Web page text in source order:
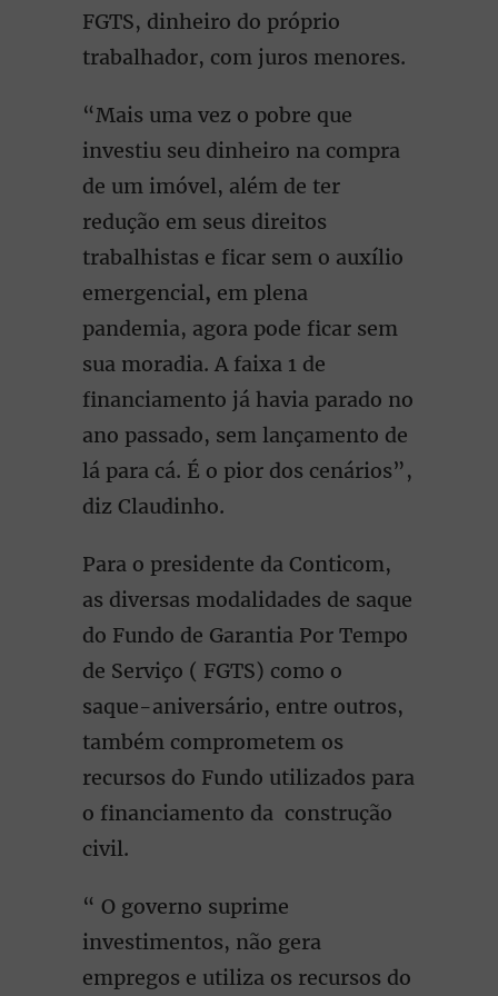
FGTS, dinheiro do próprio
trabalhador, com juros menores.
“Mais uma vez o pobre que
investiu seu dinheiro na compra
de um imóvel, além de ter
redução em seus direitos
trabalhistas e ficar sem o auxílio
emergencial, em plena
pandemia, agora pode ficar sem
sua moradia. A faixa 1 de
financiamento já havia parado no
ano passado, sem lançamento de
lá para cá. É o pior dos cenários”,
diz Claudinho.
Para o presidente da Conticom,
as diversas modalidades de saque
do Fundo de Garantia Por Tempo
de Serviço ( FGTS) como o
saque-aniversário, entre outros,
também comprometem os
recursos do Fundo utilizados para
o financiamento da construção
civil.
“ O governo suprime
investimentos, não gera
empregos e utiliza os recursos do